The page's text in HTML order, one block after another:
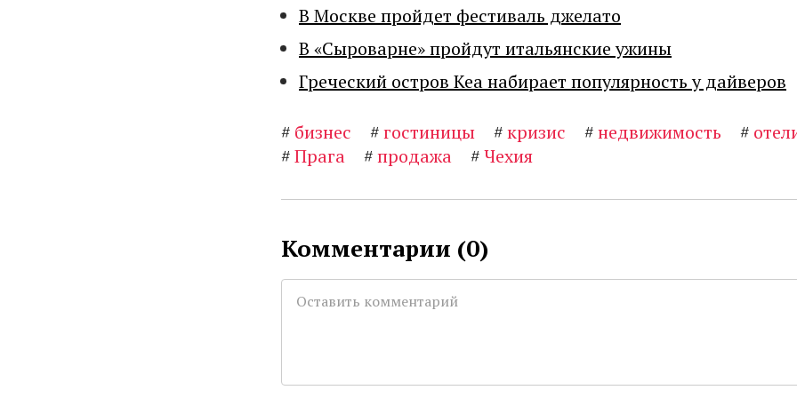
В Москве пройдет фестиваль джелато
В «Сыроварне» пройдут итальянские ужины
Греческий остров Кеа набирает популярность у дайверов
# бизнес #гостиницы #кризис #недвижимость #
#Прага #продажа #Чехия
Комментарии (0)